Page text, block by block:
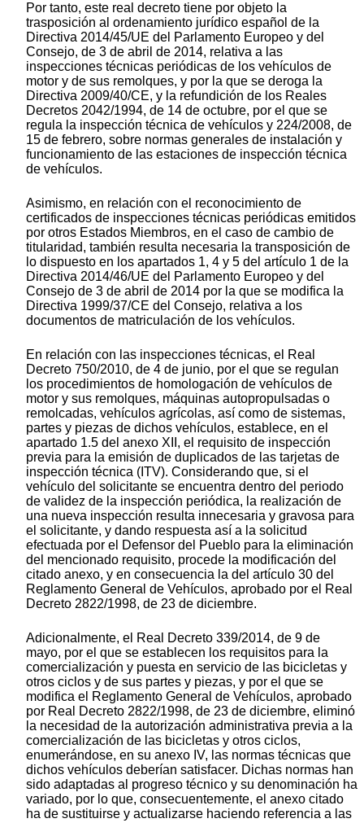
Por tanto, este real decreto tiene por objeto la
trasposición al ordenamiento jurídico español de la
Directiva 2014/45/UE del Parlamento Europeo y del
Consejo, de 3 de abril de 2014, relativa a las
inspecciones técnicas periódicas de los vehículos de
motor y de sus remolques, y por la que se deroga la
Directiva 2009/40/CE, y la refundición de los Reales
Decretos 2042/1994, de 14 de octubre, por el que se
regula la inspección técnica de vehículos y 224/2008, de
15 de febrero, sobre normas generales de instalación y
funcionamiento de las estaciones de inspección técnica
de vehículos.
Asimismo, en relación con el reconocimiento de
certificados de inspecciones técnicas periódicas emitidos
por otros Estados Miembros, en el caso de cambio de
titularidad, también resulta necesaria la transposición de
lo dispuesto en los apartados 1, 4 y 5 del artículo 1 de la
Directiva 2014/46/UE del Parlamento Europeo y del
Consejo de 3 de abril de 2014 por la que se modifica la
Directiva 1999/37/CE del Consejo, relativa a los
documentos de matriculación de los vehículos.
En relación con las inspecciones técnicas, el Real
Decreto 750/2010, de 4 de junio, por el que se regulan
los procedimientos de homologación de vehículos de
motor y sus remolques, máquinas autopropulsadas o
remolcadas, vehículos agrícolas, así como de sistemas,
partes y piezas de dichos vehículos, establece, en el
apartado 1.5 del anexo XII, el requisito de inspección
previa para la emisión de duplicados de las tarjetas de
inspección técnica (ITV). Considerando que, si el
vehículo del solicitante se encuentra dentro del periodo
de validez de la inspección periódica, la realización de
una nueva inspección resulta innecesaria y gravosa para
el solicitante, y dando respuesta así a la solicitud
efectuada por el Defensor del Pueblo para la eliminación
del mencionado requisito, procede la modificación del
citado anexo, y en consecuencia la del artículo 30 del
Reglamento General de Vehículos, aprobado por el Real
Decreto 2822/1998, de 23 de diciembre.
Adicionalmente, el Real Decreto 339/2014, de 9 de
mayo, por el que se establecen los requisitos para la
comercialización y puesta en servicio de las bicicletas y
otros ciclos y de sus partes y piezas, y por el que se
modifica el Reglamento General de Vehículos, aprobado
por Real Decreto 2822/1998, de 23 de diciembre, eliminó
la necesidad de la autorización administrativa previa a la
comercialización de las bicicletas y otros ciclos,
enumerándose, en su anexo IV, las normas técnicas que
dichos vehículos deberían satisfacer. Dichas normas han
sido adaptadas al progreso técnico y su denominación ha
variado, por lo que, consecuentemente, el anexo citado
ha de sustituirse y actualizarse haciendo referencia a las